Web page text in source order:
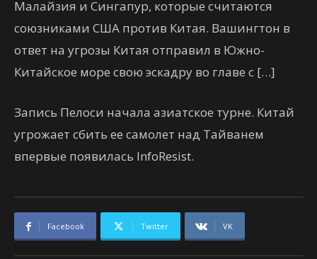
Малайзия и Сингапур, которые считаются
союзниками США против Китая. Вашингтон в
ответ на угрозы Китая отправил в Южно-
Китайское море свою эскадру во главе с […]
Запись Пелоси начала азиатское турне. Китай
угрожает сбить ее самолет над Тайванем
впервые появилась InfoResist.
Facebook Twitter VK